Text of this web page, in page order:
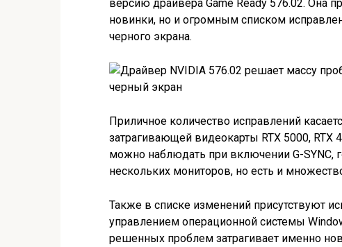
версию драйвера Game Ready 576.02. Она
новинки, но и огромным списком
черного экрана.
Приличное количество исправлений
затрагивающей видеокарты RTX 5000, RTX
можно наблюдать при включении G-SYNC,
нескольких мониторов, но есть и
Также в списке изменений присутствуют
управлением операционной системы
решенных проблем затрагивает именно